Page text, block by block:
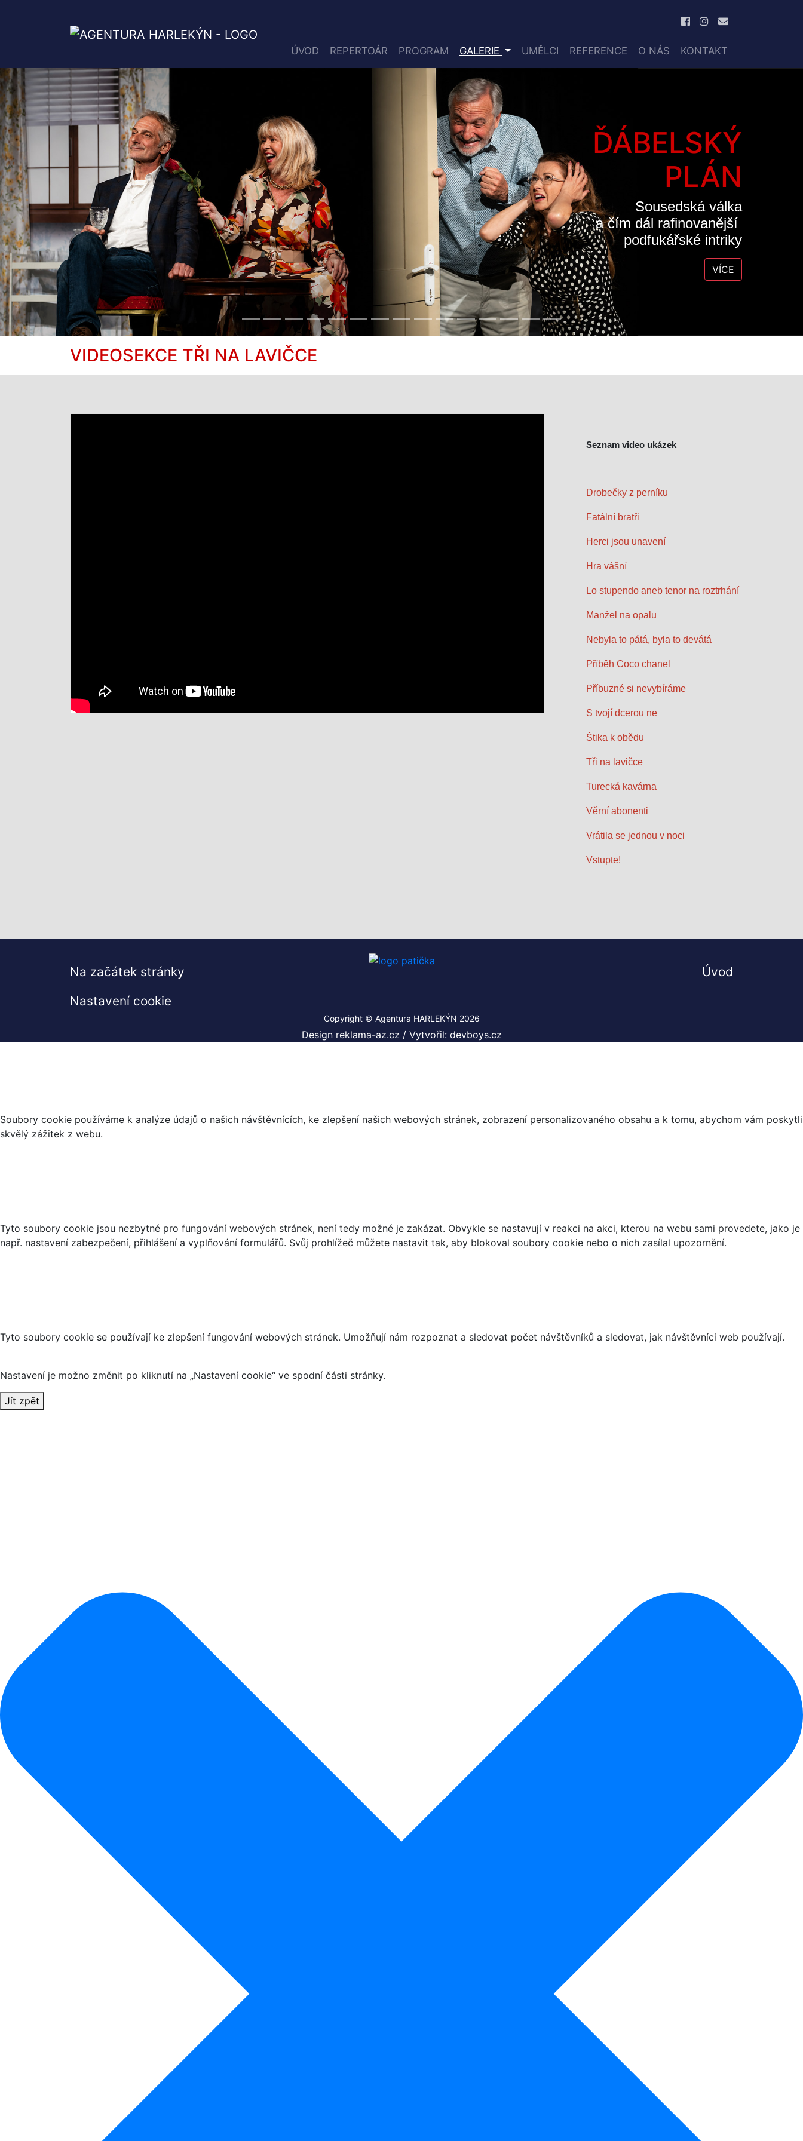
ÚVOD REPERTOÁR PROGRAM GALERIE UMĚLCI REFERENCE O NÁS KONTAKT
ĎÁBELSKÝ
PLÁN
Sousedská válka
a čím dál rafinovanější
podfukářské intriky
VÍCE
VIDEOSEKCE TŘI NA LAVIČCE
Seznam video ukázek
Drobečky z perníku
Fatální bratři
Herci jsou unavení
Hra vášní
Lo stupendo aneb tenor na roztrhání
Manžel na opalu
Nebyla to pátá, byla to devátá
Příběh Coco chanel
Příbuzné si nevybíráme
S tvojí dcerou ne
Štika k obědu
Tři na lavičce
Turecká kavárna
Věrní abonenti
Vrátila se jednou v noci
Vstupte!
Na začátek stránky
Nastavení cookie
Úvod
Copyright © Agentura HARLEKÝN 2026
Design reklama-az.cz / Vytvořil: devboys.cz
Soubory cookie používáme k analýze údajů o našich návštěvnících, ke zlepšení našich webových stránek, zobrazení personalizovaného obsahu a k tomu, abychom vám poskytli
skvělý zážitek z webu.
Tyto soubory cookie jsou nezbytné pro fungování webových stránek, není tedy možné je zakázat. Obvykle se nastavují v reakci na akci, kterou na webu sami provedete, jako je
např. nastavení zabezpečení, přihlášení a vyplňování formulářů. Svůj prohlížeč můžete nastavit tak, aby blokoval soubory cookie nebo o nich zasílal upozornění.
Tyto soubory cookie se používají ke zlepšení fungování webových stránek. Umožňují nám rozpoznat a sledovat počet návštěvníků a sledovat, jak návštěvníci web používají.
Nastavení je možno změnit po kliknutí na „Nastavení cookie“ ve spodní části stránky.
Jít zpět